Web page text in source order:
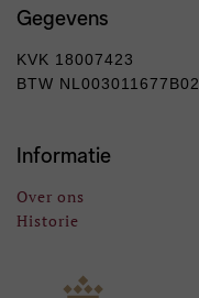
Gegevens
KVK 18007423
BTW NL003011677B02
Informatie
Over ons
Historie